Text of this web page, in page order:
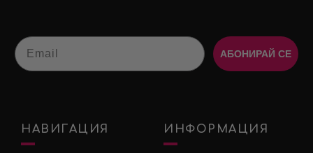
Email
АБОНИРАЙ СЕ
НАВИГАЦИЯ ИНФОРМАЦИЯ